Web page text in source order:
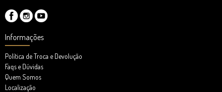
Informações
Política de Troca e Devolução
Faqs e Dúvidas
Quem Somos
Localização